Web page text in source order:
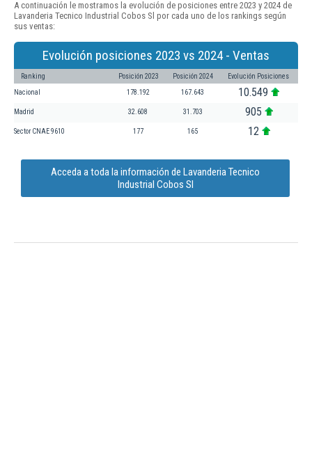
A continuación le mostramos la evolución de posiciones entre 2023 y 2024 de
Lavanderia Tecnico Industrial Cobos Sl por cada uno de los rankings según
sus ventas:
Evolución posiciones 2023 vs 2024 - Ventas
Ranking Posición 2023 Posición 2024 Evolución Posiciones
Nacional 178.192 167.643 10.549
Madrid 32.608 31.703 905
Sector CNAE 9610 177 165 12
Acceda a toda la información de Lavanderia Tecnico
Industrial Cobos Sl